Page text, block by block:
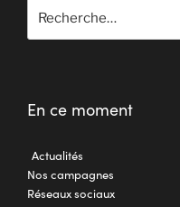
En ce moment
Actualités
Nos campagnes
Réseaux sociaux